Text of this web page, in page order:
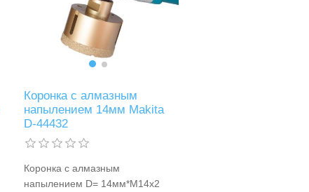
Коронка с алмазным
напылением 14мм Makita
D-44432
Коронка с алмазным
напылением D= 14мм*М14x2